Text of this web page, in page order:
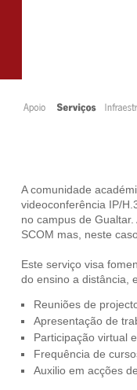
A comunidade
videoconferência IP/
no campus de
SCOM mas, neste
Este serviço visa
do ensino a distância,
Reuniões de
Apresentação de
Participação virtual
Frequência de
Auxilio em acções